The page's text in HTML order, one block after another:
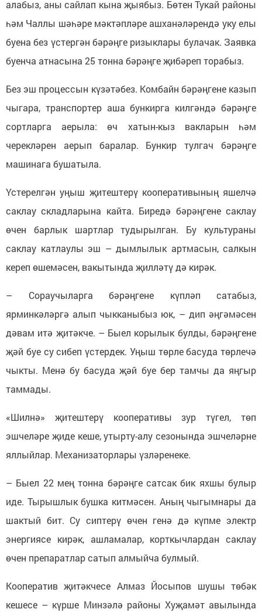
алабыз, аны сайлап кына җыябыз. Бөтен Тукай районы
һәм Чаллы шәһәре мәктәпләре ашханәләрендә уку елы
буена без үстергән бәрәңге ризыклары булачак. Заявка
буенча атнасына 25 тонна бәрәңге җибәреп торабыз.
Без эш процессын күзәтәбез. Комбайн бәрәңгене казып
чыгара, транспортер аша бункирга килгәндә бәрәңге
сортларга аерыла: өч хатын-кыз вакларын һәм
черекләрен аерып баралар. Бункир тулгач бәрәңге
машинага бушатыла.
Үстерелгән уңыш җитештерү кооперативының яшелчә
саклау складларына кайта. Биредә бәрәңгене саклау
өчен барлык шартлар тудырылган. Бу культураны
саклау катлаулы эш – дымлылык артмасын, салкын
кереп өшемәсен, вакытында җилләтү дә кирәк.
– Сораучыларга бәрәңгене күпләп сатабыз,
ярминкәләргә алып чыкканыбыз юк, – дип әңгәмәсен
дәвам итә җитәкче. – Быел корылык булды, бәрәңгене
җәй буе су сибеп үстердек. Уңыш төрле басуда төрлечә
чыкты. Менә бу басуда җәй буе бер тамчы да яңгыр
таммады.
«Шилнә» җитештерү кооперативы зур түгел, төп
эшчеләре җиде кеше, утырту-алу сезонында эшчеләрне
яллыйлар. Механизаторлары үзләренеке.
– Быел 22 мең тонна бәрәңге сатсак бик яхшы булыр
иде. Тырышлык бушка китмәсен. Аның чыгымнары да
шактый бит. Су сиптерү өчен генә дә күпме электр
энергиясе кирәк, ашламалар, корткычлардан саклау
өчен препаратлар сатып алмыйча булмый.
Кооператив җитәкчесе Алмаз Йосыпов шушы төбәк
кешесе – күрше Минзәлә районы Хуҗамәт авылында